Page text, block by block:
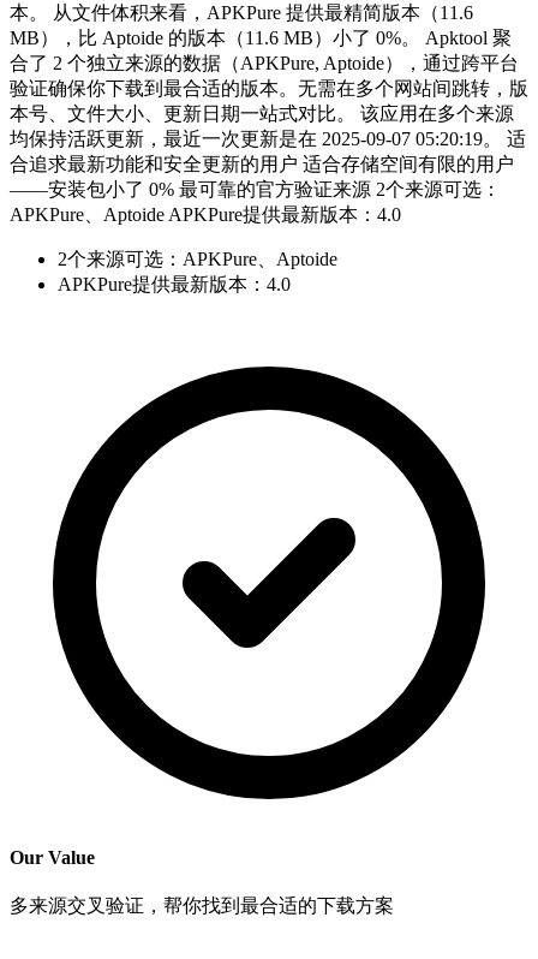
本。 从文件体积来看，APKPure 提供最精简版本（11.6
MB），比 Aptoide 的版本（11.6 MB）小了 0%。 Apktool 聚
合了 2 个独立来源的数据（APKPure, Aptoide），通过跨平台
验证确保你下载到最合适的版本。无需在多个网站间跳转，版
本号、文件大小、更新日期一站式对比。 该应用在多个来源
均保持活跃更新，最近一次更新是在 2025-09-07 05:20:19。 适
合追求最新功能和安全更新的用户 适合存储空间有限的用户
——安装包小了 0% 最可靠的官方验证来源 2个来源可选：
APKPure、Aptoide APKPure提供最新版本：4.0
2个来源可选：APKPure、Aptoide
APKPure提供最新版本：4.0
Our Value
多来源交叉验证，帮你找到最合适的下载方案